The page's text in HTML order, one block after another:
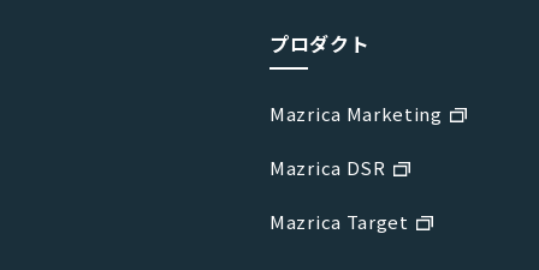
プロダクト
Mazrica Marketing
Mazrica DSR
Mazrica Target